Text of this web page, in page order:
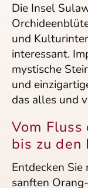
Die Insel
und
interessant.
mystische
und
das alles und
Vom
bis zu
Entdecken
sanften